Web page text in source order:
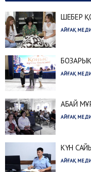
ШЕБЕР
АЙҒАҚ
АЙҒАҚ
АБАЙ
АЙҒАҚ
КҮН
АЙҒАҚ